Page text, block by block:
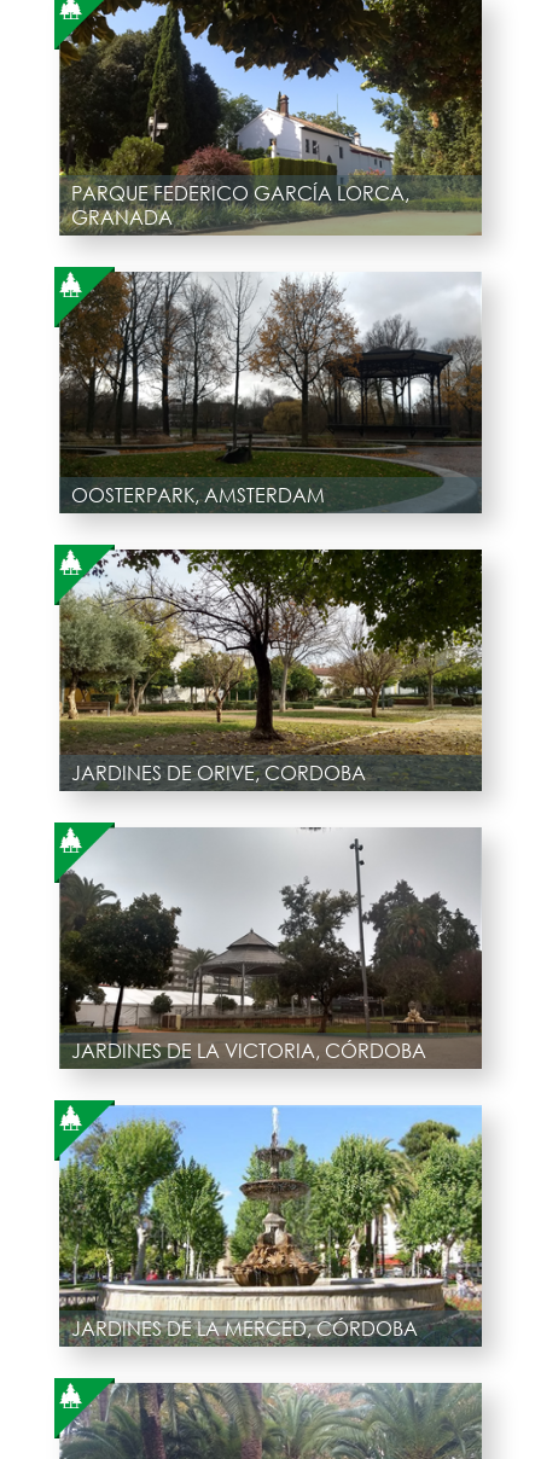
PARQUE FEDERICO GARCÍA LORCA,
GRANADA
OOSTERPARK, AMSTERDAM
JARDINES DE ORIVE, CORDOBA
JARDINES DE LA VICTORIA, CÓRDOBA
JARDINES DE LA MERCED, CÓRDOBA